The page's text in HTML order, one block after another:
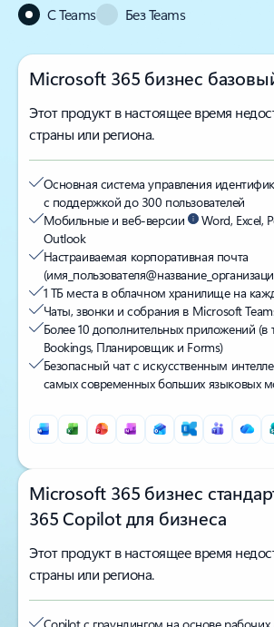
С Teams Без Teams
Microsoft 365 бизнес
Этот продукт в настоящее время
страны или региона.
Основная система управления
с поддержкой до 300 пользователей
Мобильные и веб-версии
Word, Excel,
Outlook
Настраиваемая корпоративная почта
1 ТБ места в облачном хранилище на
Чаты, звонки и собрания в Microsoft
Более 10 дополнительных приложений (в
Bookings, Планиров­щик и Forms)
Безопасный чат с искусственным
самых современных больших языковых
Microsoft 365 бизнес
365 Copilot для бизнеса
Этот продукт в настоящее время
страны или региона.
Copilot с граундингом на основе рабочих